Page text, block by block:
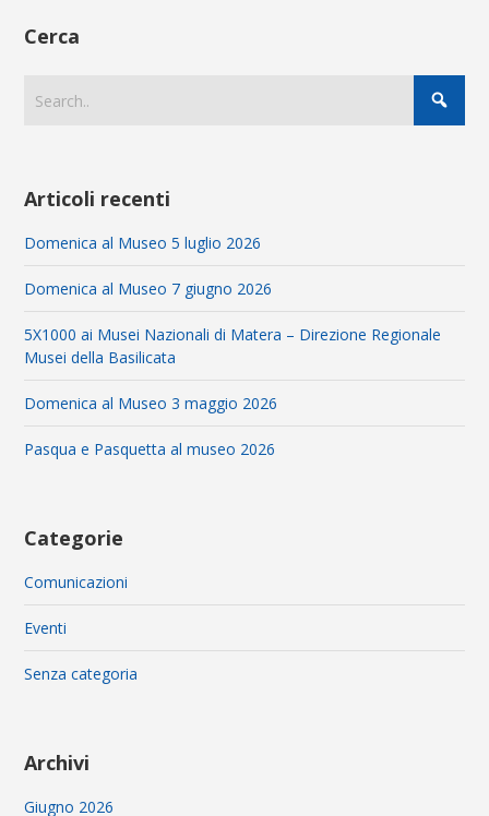
Cerca
Articoli recenti
Domenica al Museo 5 luglio 2026
Domenica al Museo 7 giugno 2026
5X1000 ai Musei Nazionali di Matera – Direzione Regionale
Musei della Basilicata
Domenica al Museo 3 maggio 2026
Pasqua e Pasquetta al museo 2026
Categorie
Comunicazioni
Eventi
Senza categoria
Archivi
Giugno 2026